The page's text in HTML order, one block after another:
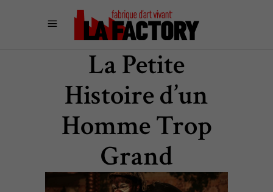
La Petite
Histoire d’un
Homme Trop
Grand